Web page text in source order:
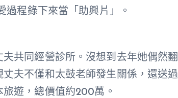
過程錄下來當「助興片」。
共同經營診所。沒想到去年她偶然
夫不僅和太鼓老師發生關係，還送
遊，總價值約200萬。